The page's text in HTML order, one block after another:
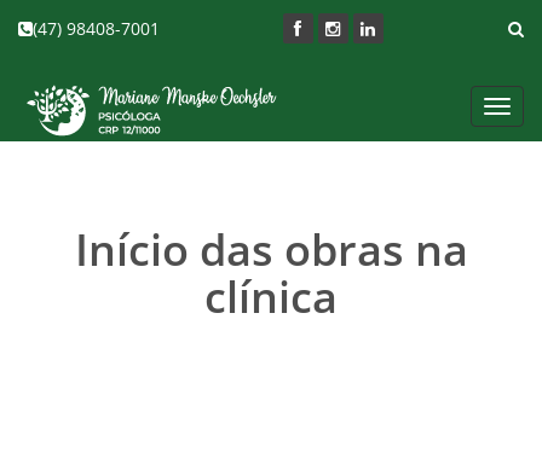
(47) 98408-7001
Início das obras na
clínica